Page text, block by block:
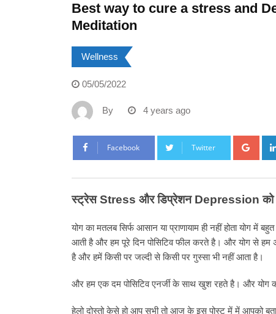
Best way to cure a stress and
Meditation
Wellness
05/05/2022
By 4 years ago
Facebook Twitter
स्ट्रेस Stress और डिप्रेशन Depression को
योग का मतलब सिर्फ आसान या प्राणायाम ही नहीं होता योग
आती है और हम पूरे दिन पोसिटिव फील करते है। और योग से हम
है और हमें किसी पर जल्दी से किसी पर गुस्सा भी नहीं आता है।
और हम एक दम पोसिटिव एनर्जी के साथ खुश रहते है। और
हेलो दोस्तो केसे हो आप सभी तो आज के इस पोस्ट में में आपको